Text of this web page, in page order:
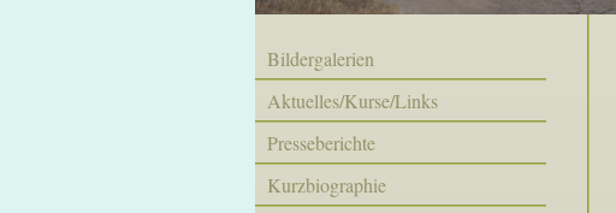
Bildergalerien
Aktuelles/Kurse/Links
Presseberichte
Kurzbiographie